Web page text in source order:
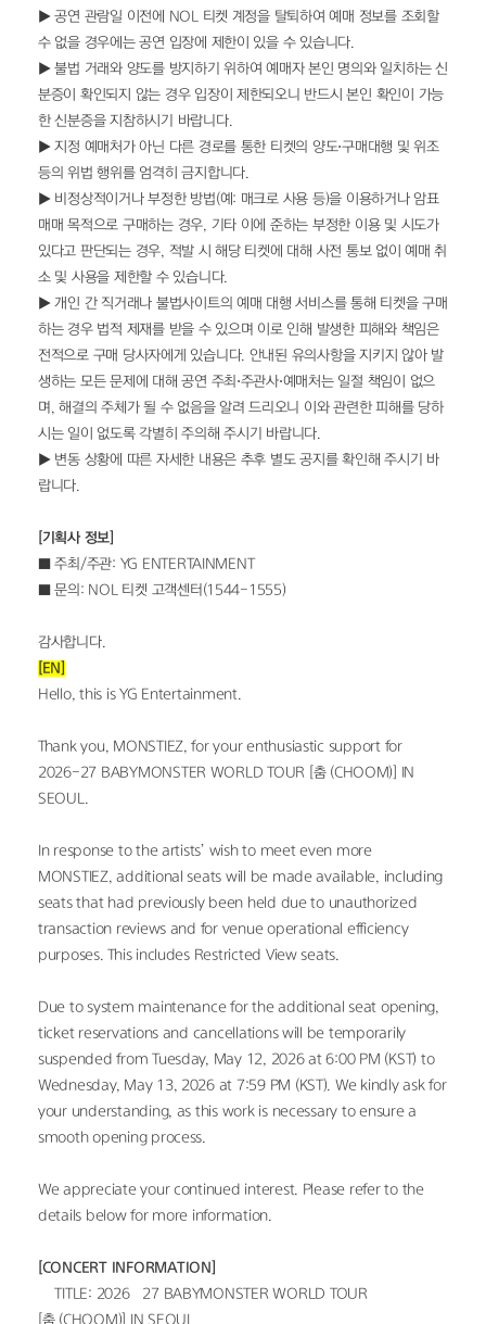
▶ 공연 관람일 이전에 NOL 티켓 계정을 탈퇴하여 예매 정보를 조회할
수 없을 경우에는 공연 입장에 제한이 있을 수 있습니다.
▶ 불법 거래와 양도를 방지하기 위하여 예매자 본인 명의와 일치하는 신
분증이 확인되지 않는 경우 입장이 제한되오니 반드시 본인 확인이 가능
한 신분증을 지참하시기 바랍니다.
▶ 지정 예매처가 아닌 다른 경로를 통한 티켓의 양도⋅구매대행 및 위조
등의 위법 행위를 엄격히 금지합니다.
▶ 비정상적이거나 부정한 방법(예: 매크로 사용 등)을 이용하거나 암표
매매 목적으로 구매하는 경우, 기타 이에 준하는 부정한 이용 및 시도가
있다고 판단되는 경우, 적발 시 해당 티켓에 대해 사전 통보 없이 예매 취
소 및 사용을 제한할 수 있습니다.
▶ 개인 간 직거래나 불법사이트의 예매 대행 서비스를 통해 티켓을 구매
하는 경우 법적 제재를 받을 수 있으며 이로 인해 발생한 피해와 책임은
전적으로 구매 당사자에게 있습니다. 안내된 유의사항을 지키지 않아 발
생하는 모든 문제에 대해 공연 주최⋅주관사⋅예매처는 일절 책임이 없으
며, 해결의 주체가 될 수 없음을 알려 드리오니 이와 관련한 피해를 당하
시는 일이 없도록 각별히 주의해 주시기 바랍니다.
▶ 변동 상황에 따른 자세한 내용은 추후 별도 공지를 확인해 주시기 바
랍니다.
[기획사 정보]
■ 주최/주관: YG ENTERTAINMENT
■ 문의: NOL 티켓 고객센터(1544-1555)
감사합니다.
[EN]
Hello, this is YG Entertainment.
Thank you, MONSTIEZ, for your enthusiastic support for
2026-27 BABYMONSTER WORLD TOUR [춤 (CHOOM)] IN
SEOUL.
In response to the artists’ wish to meet even more
MONSTIEZ, additional seats will be made available, including
seats that had previously been held due to unauthorized
transaction reviews and for venue operational efficiency
purposes. This includes Restricted View seats.
Due to system maintenance for the additional seat opening,
ticket reservations and cancellations will be temporarily
suspended from Tuesday, May 12, 2026 at 6:00 PM (KST) to
Wednesday, May 13, 2026 at 7:59 PM (KST). We kindly ask for
your understanding, as this work is necessary to ensure a
smooth opening process.
We appreciate your continued interest. Please refer to the
details below for more information.
[CONCERT INFORMATION]
• TITLE: 2026–27 BABYMONSTER WORLD TOUR
[춤 (CHOOM)] IN SEOUL